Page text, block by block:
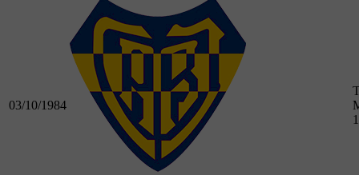
03/10/1984